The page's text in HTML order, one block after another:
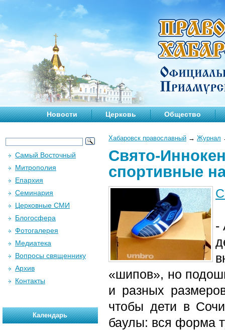
Новости Церковь Общество
Хабаровск православный → Журнал
Свято-
спортивные
-
«шипов», но
и разных
чтобы дети в
баулы: вся форма
Самый Восточный
Митрополия
Епархия
Семинария
Церковные СМИ
Блогосфера
Фотогалерея
Медиатека
Вопросы священнику
Архив
Контакты
Календарь